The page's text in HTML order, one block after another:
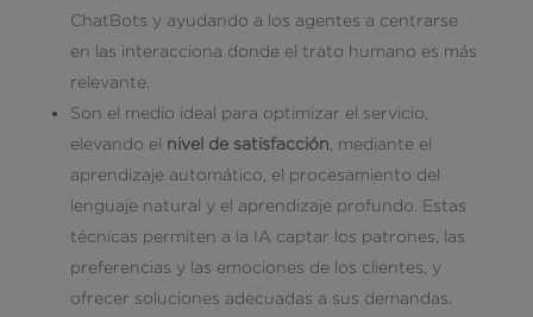
ChatBots y ayudando a los agentes a centrarse
en las interacciona donde el trato humano es más
relevante.
Son el medio ideal para optimizar el servicio,
elevando el nivel de satisfacción , mediante el
aprendizaje automático, el procesamiento del
lenguaje natural y el aprendizaje profundo. Estas
técnicas permiten a la IA captar los patrones, las
preferencias y las emociones de los clientes, y
ofrecer soluciones adecuadas a sus demandas.